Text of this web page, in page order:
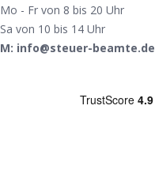
Mo - Fr von 8 bis 20 Uhr
Sa von 10 bis 14 Uhr
M: info@steuer-beamte.de